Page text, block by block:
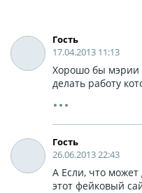
Гость
17.04.2013 11:13
Хорошо бы мэрии
делать работу
Гость
26.06.2013 22:43
А Если, что может
этот фейковый